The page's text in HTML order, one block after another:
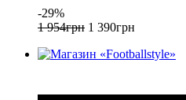
-29%
1 954грн 1 390грн